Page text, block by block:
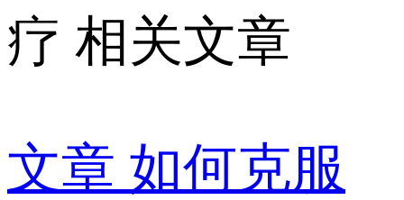
疗 相关文章
文章 如何克服